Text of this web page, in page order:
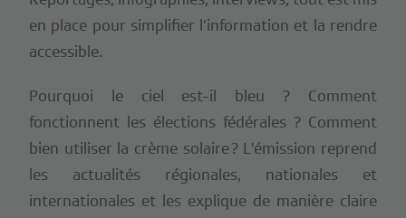
en place pour simplifier l’information et la rendre
accessible.
Pourquoi le ciel est-il bleu ? Comment
fonctionnent les élections fédérales ? Comment
bien utiliser la crème solaire ? L'émission reprend
les actualités régionales, nationales et
internationales et les explique de manière claire